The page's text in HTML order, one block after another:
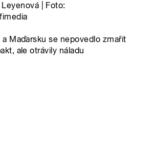
| Foto:
a Maďarsku se nepovedlo zmařit
ale otrávily náladu